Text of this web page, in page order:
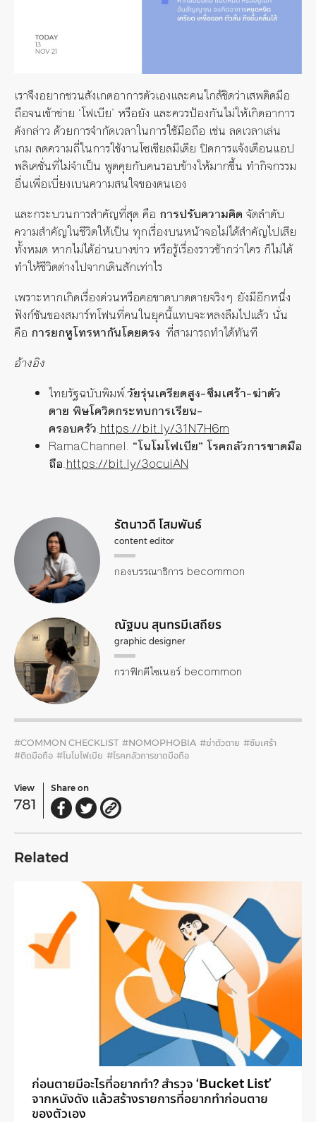
เราจึงอยากชวนสังเกตอาการตัวเองและคนใกล้ชิดว่าเสพติดมือ
ถือจนเข้าข่าย ‘โฟเบีย’ หรือยัง และควรป้องกันไม่ให้เกิดอาการ
ดังกล่าว ด้วยการจำกัดเวลาในการใช้มือถือ เช่น ลดเวลาเล่น
เกม ลดความถี่ในการใช้งานโซเชียลมีเดีย ปิดการแจ้งเตือนแอป
พลิเคชั่นที่ไม่จำเป็น พูดคุยกับคนรอบข้างให้มากขึ้น ทำกิจกรรม
อื่นเพื่อเบี่ยงเบนความสนใจของตนเอง
และกระบวนการสำคัญที่สุด คือ การปรับความคิด จัดลำดับ
ความสำคัญในชีวิตให้เป็น ทุกเรื่องบนหน้าจอไม่ได้สำคัญไปเสีย
ทั้งหมด หากไม่ได้อ่านบางข่าว หรือรู้เรื่องราวช้ากว่าใคร ก็ไม่ได้
ทำให้ชีวิตต่างไปจากเดินสักเท่าไร
เพราะหากเกิดเรื่องด่วนหรือคอขาดบาดตายจริงๆ ยังมีอีกหนึ่ง
ฟังก์ชันของสมาร์ทโฟนที่คนในยุคนี้แทบจะหลงลืมไปแล้ว นั่น
คือ การยกหูโทรหากันโดยตรง ที่สามารถทำได้ทันที
อ้างอิง
ไทยรัฐฉบับพิมพ์.วัยรุ่นเครียดสูง–ซึมเศร้า–ฆ่าตัว
ตาย พิษโควิดกระทบการเรียน–
ครอบครัว.https://bit.ly/31N7H6m
RamaChannel. “โนโมโฟเบีย” โรคกลัวการขาดมือ
ถือ.https://bit.ly/3ocuiAN
รัตนาวดี โสมพันธ์
content editor
กองบรรณาธิการ becommon
ณัฐมน สุนทรมีเสถียร
graphic designer
กราฟิกดีไซเนอร์ becommon
#COMMON CHECKLIST #NOMOPHOBIA #ฆ่าตัวตาย #ซึมเศร้า
#ติดมือถือ #โนโมโฟเบีย #โรคกลัวการขาดมือถือ
View
781
Share on
Related
ก่อนตายมีอะไรที่อยากทำ? สำรวจ ‘Bucket List’
จากหนังดัง แล้วสร้างรายการที่อยากทำก่อนตาย
ของตัวเอง